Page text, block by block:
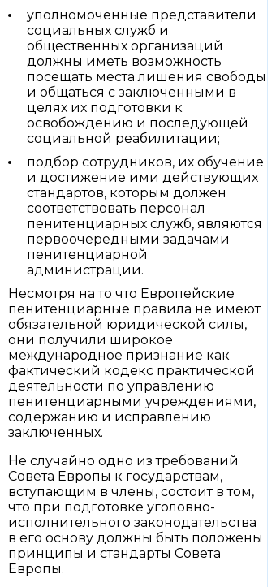
уполномоченные представители
социальных служб и
общественных организаций
должны иметь возможность
посещать места лишения свободы
и общаться с заключенными в
целях их подготовки к
освобождению и последующей
социальной реабилитации;
подбор сотрудников, их обучение
и достижение ими действующих
стандартов, которым должен
соответствовать персонал
пенитенциарных служб, являются
первоочередными задачами
пенитенциарной
администрации.
Несмотря на то что Европейские
пенитенциарные правила не имеют
обязательной юридической силы,
они получили широкое
международное признание как
фактический кодекс практической
деятельности по управлению
пенитенциарными учреждениями,
содержанию и исправлению
заключенных.
Не случайно одно из требований
Совета Европы к государствам,
вступающим в члены, состоит в том,
что при подготовке уголовно-
исполнительного законодательства
в его основу должны быть положены
принципы и стандарты Совета
Европы.